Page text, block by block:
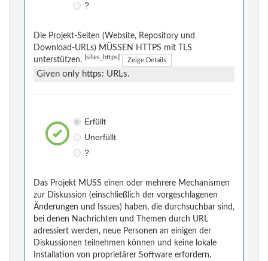
?
Die Projekt-Seiten (Website, Repository und
Download-URLs) MÜSSEN HTTPS mit TLS
unterstützen.
[sites_https] Zeige Details
Given only https: URLs.
Erfüllt
Unerfüllt
?
Das Projekt MUSS einen oder mehrere Mechanismen
zur Diskussion (einschließlich der vorgeschlagenen
Änderungen und Issues) haben, die durchsuchbar sind,
bei denen Nachrichten und Themen durch URL
adressiert werden, neue Personen an einigen der
Diskussionen teilnehmen können und keine lokale
Installation von proprietärer Software erfordern.